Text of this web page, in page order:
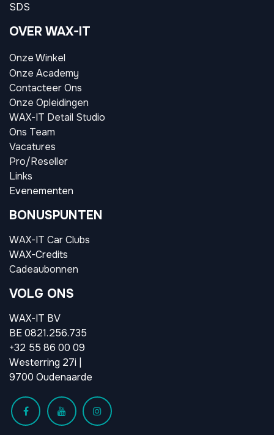
SDS
OVER WAX-IT
Onze Winkel
Onze Academy
Contacteer Ons
Onze Opleidingen
WAX-IT Detail Studio
Ons Team
Vacatures
Pro/Reseller
Links
Evenementen
BONUSPUNTEN
WAX-IT Car Clubs
WAX-Credits
Cadeaubonnen
VOLG ONS
WAX-IT BV
BE 0821.256.735
+32 55 86 00 09
Westerring 27i |
9700 Oudenaarde